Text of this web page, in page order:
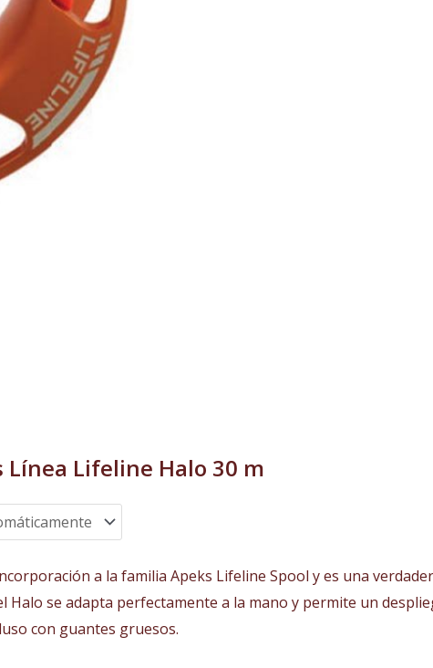
Línea Lifeline Halo 30 m
a la familia Apeks Lifeline Spool y es una
Halo se adapta perfectamente a la mano y permite un
con guantes gruesos.